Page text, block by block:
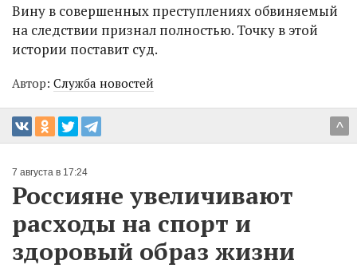
Вину в совершенных преступлениях обвиняемый
на следствии признал полностью. Точку в этой
истории поставит суд.
Автор: Служба новостей
^
7 августа в 17:24
Россияне увеличивают
расходы на спорт и
здоровый образ жизни